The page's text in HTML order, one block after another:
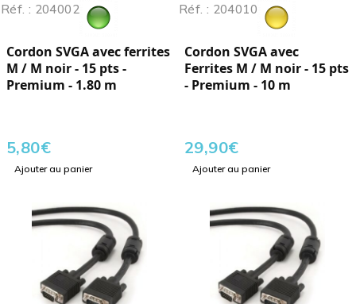
Réf. : 204002
Cordon SVGA avec ferrites
M / M noir - 15 pts -
Premium - 1.80 m
5,80€
Ajouter au panier
Réf. : 204010
Cordon SVGA avec
Ferrites M / M noir - 15 pts
- Premium - 10 m
29,90€
Ajouter au panier